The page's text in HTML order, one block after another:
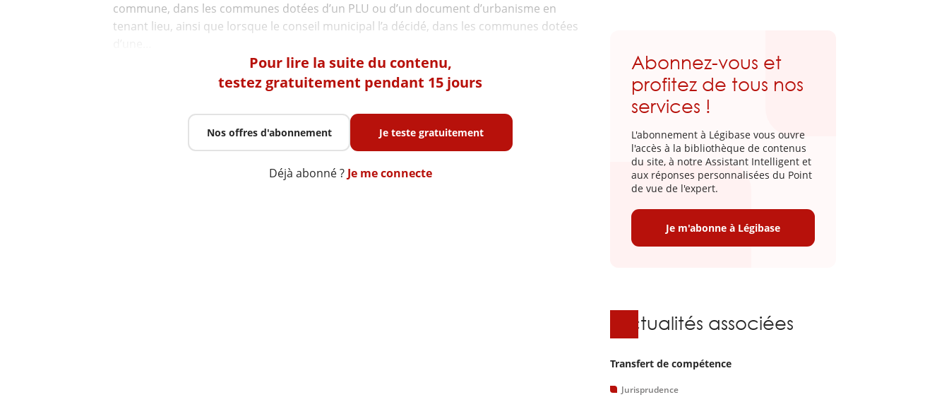
commune, dans les communes dotées d’un PLU ou d’un document d’urbanisme en
tenant lieu, ainsi que lorsque le conseil municipal l’a décidé, dans les communes dotées
Pour lire la suite du contenu,
testez gratuitement pendant 15 jours
Nos offres d'abonnement Je teste gratuitement
Déjà abonné ? Je me connecte
Abonnez-vous et
profitez de tous nos
services !
L'abonnement à Légibase vous ouvre
l'accès à la bibliothèque de contenus
du site, à notre Assistant Intelligent et
aux réponses personnalisées du Point
de vue de l'expert.
Je m'abonne à Légibase
Actualités associées
Transfert de compétence
Jurisprudence